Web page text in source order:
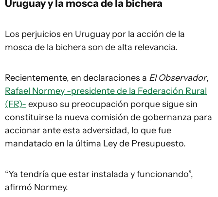
Uruguay y la mosca de la bichera
Los perjuicios en Uruguay por la acción de la
mosca de la bichera son de alta relevancia.
Recientemente, en declaraciones a El Observador,
Rafael Normey -presidente de la Federación Rural
(FR)- expuso su preocupación porque sigue sin
constituirse la nueva comisión de gobernanza para
accionar ante esta adversidad, lo que fue
mandatado en la última Ley de Presupuesto.
“Ya tendría que estar instalada y funcionando”,
afirmó Normey.